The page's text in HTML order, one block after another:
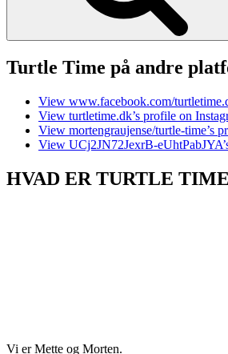
Turtle Time på andre
View www.facebook.com/
View turtletime.dk’s profile on
View mortengraujense/turtle-time’s
View UCj2JN72JexrB-
HVAD ER TURTLE
Vi er Mette og Morten.